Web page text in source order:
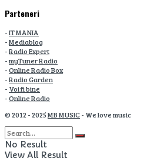
Parteneri
-IT MANIA
-Mediablog
-Radio Expert
-myTuner Radio
-Online Radio Box
-Radio Garden
- Voi fi bine
-Online Radio
© 2012 - 2025MB MUSIC- We love music
No Result
View All Result